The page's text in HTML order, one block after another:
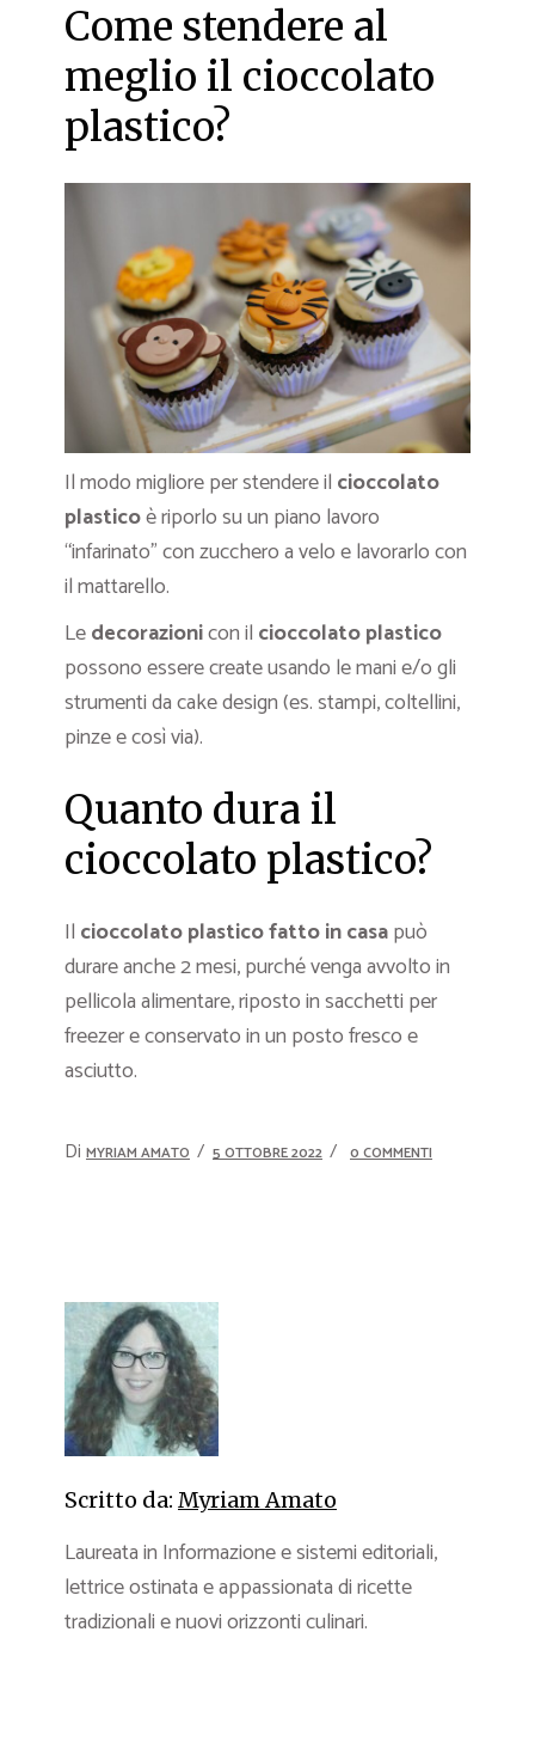
Come stendere al
meglio il cioccolato
plastico?
Il modo migliore per stendere il cioccolato
plasticoè riporlo su un piano lavoro
“infarinato” con zucchero a velo e lavorarlo con
il mattarello.
Ledecorazionicon il cioccolato plastico
possono essere create usando le mani e/o gli
strumenti da cake design (es. stampi, coltellini,
pinze e così via).
Quanto dura il
cioccolato plastico?
Il cioccolato plastico fatto in casapuò
durare anche 2 mesi, purché venga avvolto in
pellicola alimentare, riposto in sacchetti per
freezer e conservato in un posto fresco e
asciutto.
Di MYRIAM AMATO 5 OTTOBRE 2022 0 COMMENTI
Scritto da: Myriam Amato
Laureata in Informazione e sistemi editoriali,
lettrice ostinata e appassionata di ricette
tradizionali e nuovi orizzonti culinari.